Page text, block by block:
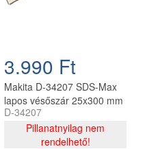
3.990 Ft
Makita D-34207 SDS-Max
lapos vésőszár 25x300 mm
D-34207
Pillanatnyilag nem
rendelhető!